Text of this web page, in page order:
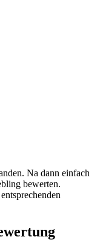
Na dann einfach
bewerten.